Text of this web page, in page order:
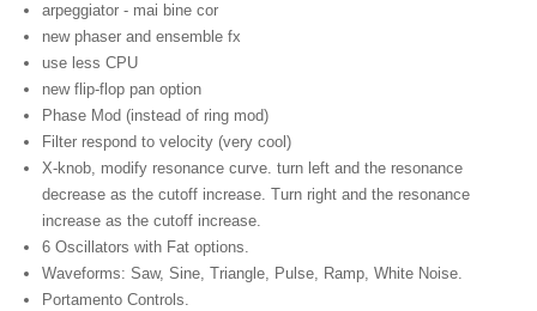
arpeggiator - mai bine cor
new phaser and ensemble fx
use less CPU
new flip-flop pan option
Phase Mod (instead of ring mod)
Filter respond to velocity (very cool)
X-knob, modify resonance curve. turn left and the resonance
decrease as the cutoff increase. Turn right and the resonance
increase as the cutoff increase.
6 Oscillators with Fat options.
Waveforms: Saw, Sine, Triangle, Pulse, Ramp, White Noise.
Portamento Controls.